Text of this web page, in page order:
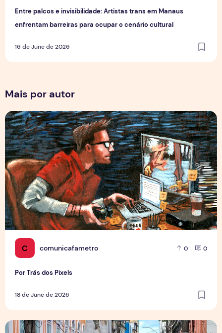
Entre palcos e invisibilidade: Artistas trans em Manaus
enfrentam barreiras para ocupar o cenário cultural
16 de June de 2026
Mais por autor
C comunicafametro 0 0
Por Trás dos Pixels
18 de June de 2026
Por Trás dos Pixels
Copa aquece vendas em setores específicos, mas não